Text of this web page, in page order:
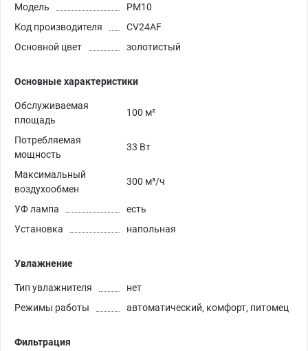
Модель
PM10
Код производителя
CV24AF
Основной цвет
золотистый
Основные характеристики
Обслуживаемая
площадь
100 м²
Потребляемая
мощность
33 Вт
Максимальный
воздухообмен
300 м³/ч
УФ лампа
есть
Установка
напольная
Увлажнение
Тип увлажнителя
нет
Режимы работы
автоматический, комфорт, питомец
Фильтрация